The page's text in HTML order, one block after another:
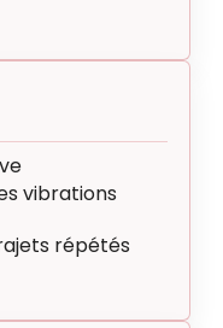
vibrations
répétés